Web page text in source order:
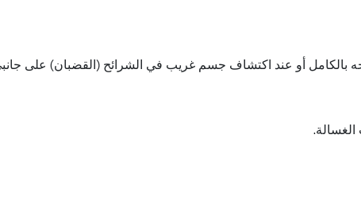
أو عند اكتشاف جسم غريب في الشرائح (القضبان) على